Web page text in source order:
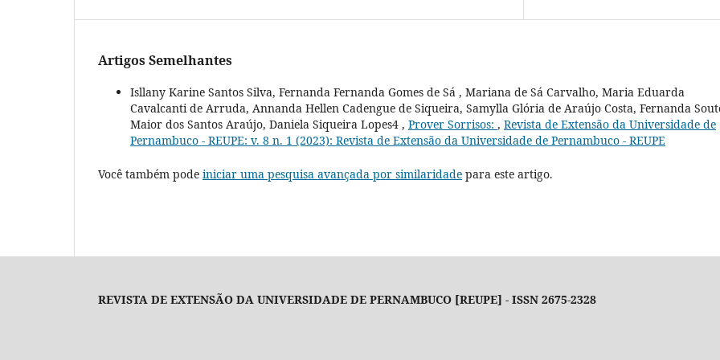
Artigos Semelhantes
Isllany Karine Santos Silva, Fernanda Fernanda Gomes de Sá , Mariana de Sá Carvalho, Maria Eduarda
Cavalcanti de Arruda, Annanda Hellen Cadengue de Siqueira, Samylla Glória de Araújo Costa, Fernanda
Maior dos Santos Araújo, Daniela Siqueira Lopes4 , Prover Sorrisos: , Revista de Extensão da Universidade de
Pernambuco - REUPE: v. 8 n. 1 (2023): Revista de Extensão da Universidade de Pernambuco - REUPE
Você também pode iniciar uma pesquisa avançada por similaridade para este artigo.
REVISTA DE EXTENSÃO DA UNIVERSIDADE DE PERNAMBUCO [REUPE] - ISSN 2675-2328